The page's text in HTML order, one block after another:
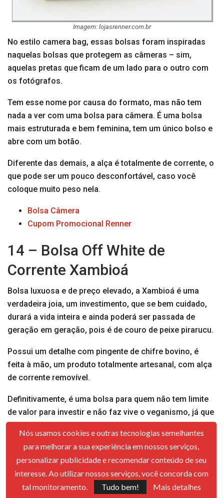
Imagem: lojasrenner.com.br
No estilo camera bag, essas bolsas foram inspiradas
naquelas bolsas que protegem as câmeras – sim,
aquelas pretas que ficam de um lado para o outro com
os fotógrafos.
Tem esse nome por causa do formato, mas não tem
nada a ver com uma bolsa para câmera. É uma bolsa
mais estruturada e bem feminina, tem um único bolso e
abre com um botão.
Diferente das demais, a alça é totalmente de corrente, o
que pode ser um pouco desconfortável, caso você
coloque muito peso nela.
Bolsa Câmera
Cupom Promocional Renner
14 – Bolsa Off White de
Corrente Xambioá
Bolsa luxuosa e de preço elevado, a Xambioá é uma
verdadeira joia, um investimento, que se bem cuidado,
durará a vida inteira e ainda poderá ser passada de
geração em geração, pois é de couro de peixe pirarucu.
Possui um detalhe com pingente de chifre bovino, é
feita à mão, um produto totalmente artesanal, com alça
de corrente removível.
Definitivamente, é uma bolsa para quem não tem limite
de valor para investir e não faz vive o veganismo, já que
é um produto com origem animal.
Bolsa Xambioá
Código Promocional Shop2gether
15 – Bolsa Off White de
Nós usamos cookies e outras tecnologias semelhantes
para melhorar a sua experiência em nossos serviços,
personalizar publicidade e recomendar conteúdo de seu
interesse. Ao utilizar nossos serviços, você concorda com
tal monitoramento.
Tudo bem! Mais detalhes